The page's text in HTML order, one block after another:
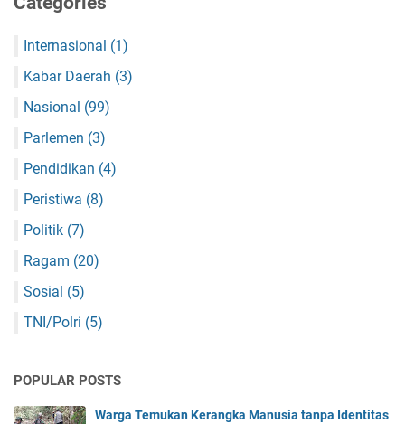
Internasional (1)
Kabar Daerah (3)
Nasional (99)
Parlemen (3)
Pendidikan (4)
Peristiwa (8)
Politik (7)
Ragam (20)
Sosial (5)
TNI/Polri (5)
POPULAR POSTS
Warga Temukan Kerangka Manusia tanpa Identitas